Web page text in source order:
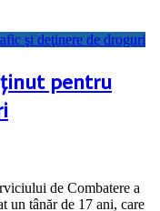
pentru
de Combatere a
un tânăr de 17 ani, care